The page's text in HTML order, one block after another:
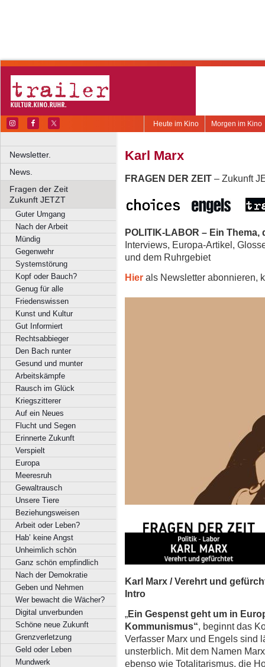
Morgen im Kino
Heute im Kino
Newsletter.
News.
Fragen der Zeit
Zukunft JETZT
Guter Umgang
Nach der Arbeit
Mündig
Gegenwehr
Systemstörung
Kopf oder Bauch?
Genug für alle
Friedenswissen
Kunst und Kultur
Gut Informiert
Rechtsabbieger
Den Bach runter
Gesund und munter
Arbeitskämpfe
Rausch im Glück
Kriegszitterer
Auf ein Neues
Flucht und Segen
Erinnerte Zukunft
Verspielt
Europa
Meeresruh
Gewaltrausch
Unsere Tiere
Beziehungsweisen
Arbeit oder Leben?
Hab’ keine Angst
Unheimlich schön
Ganz schön empfindlich
Nach der Demokratie
Geben und Nehmen
Wer bewacht die Wächer?
Digital unverbunden
Schöne neue Zukunft
Grenzverletzung
Geld oder Leben
Mundwerk
Karl Marx
FRAGEN DER ZEIT – Zukunft
POLITIK-LABOR – Ein
Interviews, Europa-Artikel,
und dem Ruhrgebiet
Hier als Newsletter abonnieren,
Karl Marx / Verehrt und
Intro
„Ein Gespenst geht um in
Kommunismus“, beginnt das
Verfasser Marx und Engels sind
unsterblich. Mit dem Namen
ebenso wie Totalitarismus, die